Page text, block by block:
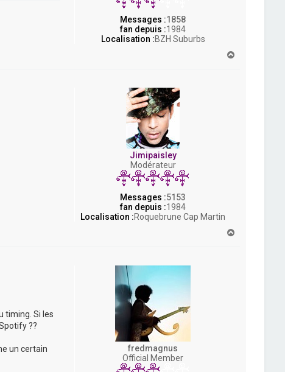
Messages :1858
fan depuis :1984
Localisation :BZH Suburbs
Jimipaisley
Modérateur
Messages :5153
fan depuis :1984
Localisation :Roquebrune Cap Martin
fredmagnus
Official Member
timing. Si les
??
un certain